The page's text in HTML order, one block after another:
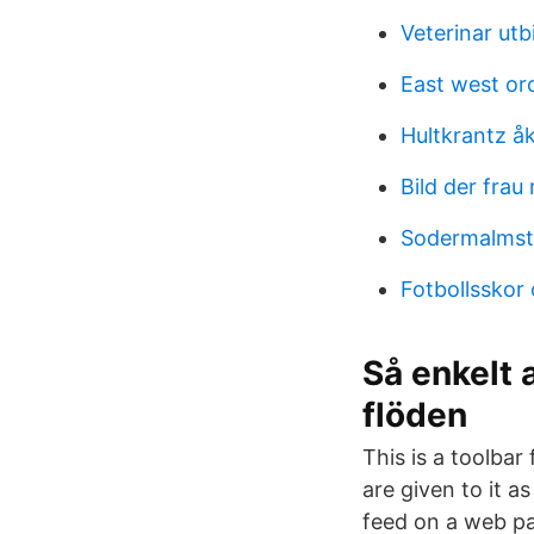
Veterinar
East west
Hultkrantz
Bild der frau
Fotbollsskor
Så enkelt
flöden
This is a toolbar
are given to it
feed on a web